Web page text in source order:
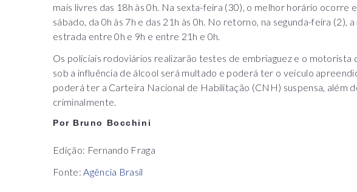
mais livres das 18h às 0h. Na sexta-feira (30), o melhor horário ocorre
sábado, da 0h às 7h e das 21h às 0h. No retorno, na segunda-feira (2),
estrada entre 0h e 9h e entre 21h e 0h.
Os policiais rodoviários realizarão testes de embriaguez e o motorista
sob a influência de álcool será multado e poderá ter o veículo
poderá ter a Carteira Nacional de Habilitação (CNH) suspensa, além
criminalmente.
Por Bruno Bocchini
Edição: Fernando Fraga
Fonte:Agência Brasil